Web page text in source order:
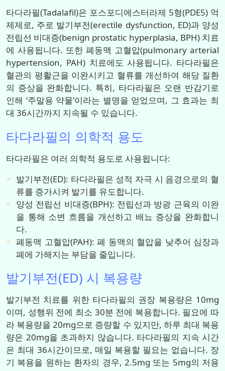
타다라필(Tadalafil)은 포스포디에스터라제 5형(PDE5) 억
제제로, 주로 발기부전(erectile dysfunction, ED)과 양성
전립선 비대증(benign prostatic hyperplasia, BPH) 치료
에 사용됩니다. 또한 폐동맥 고혈압(pulmonary arterial
hypertension, PAH) 치료에도 사용됩니다. 타다라필은
혈관의 평활근을 이완시키고 혈류를 개선하여 해당 질환
의 증상을 완화합니다. 특히, 타다라필은 오랜 반감기로
인해 ‘주말용 약물’이라는 별명을 얻었으며, 그 효과는 최
대 36시간까지 지속될 수 있습니다.
타다라필의 의학적 용도
타다라필은 여러 의학적 용도로 사용됩니다:
발기부전(ED): 타다라필은 성적 자극 시 음경으로의 혈
류를 증가시켜 발기를 유도합니다.
양성 전립선 비대증(BPH): 전립선과 방광 근육의 이완
을 통해 소변 흐름을 개선하고 배뇨 증상을 완화합니
다.
폐동맥 고혈압(PAH): 폐 동맥의 혈압을 낮추어 심장과
폐에 가해지는 부담을 줄입니다.
발기부전(ED) 시 복용량
발기부전 치료를 위한 타다라필의 권장 복용량은 10mg
이며, 성행위 전에 최소 30분 전에 복용합니다. 필요에 따
라 복용량을 20mg으로 증량할 수 있지만, 하루 최대 복용
량은 20mg을 초과하지 않습니다. 타다라필의 지속 시간
은 최대 36시간이므로, 매일 복용할 필요는 없습니다. 장
기 복용을 원하는 환자의 경우, 2.5mg 또는 5mg의 저용